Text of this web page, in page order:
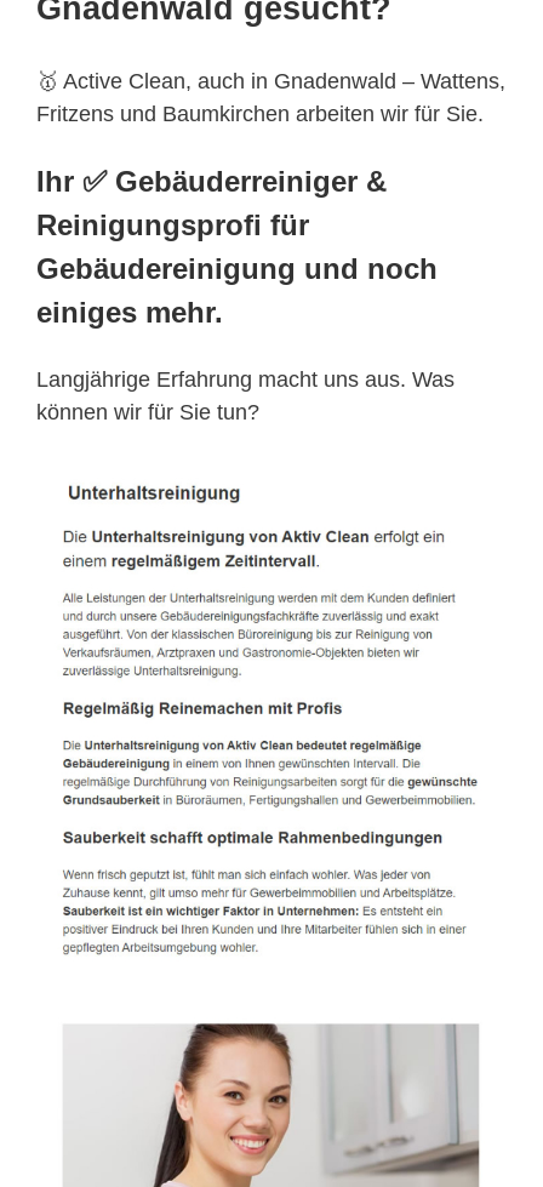
Gnadenwald gesucht?
🥇 Active Clean, auch in Gnadenwald – Wattens,
Fritzens und Baumkirchen arbeiten wir für Sie.
Ihr ✅ Gebäuderreiniger &
Reinigungsprofi für
Gebäudereinigung und noch
einiges mehr.
Langjährige Erfahrung macht uns aus. Was
können wir für Sie tun?